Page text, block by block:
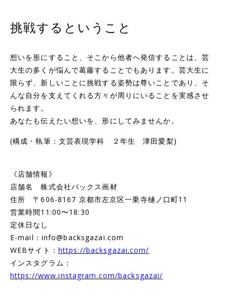
挑戦するということ
想いを形にすること、そこから他者へ発信することは、芸
大生の多くが悩んで葛藤することでもあります。芸大生に
限らず、新しいことに挑戦する姿勢は尊いことであり、そ
んな自分を支えてくれる方々が周りにいることを実感させ
られます。
あなたも伝えたい想いを、形にしてみませんか。
(構成・執筆：文芸表現学科 ２年生 津田愛梨)
《店舗情報》
店舗名 株式会社バックス画材
住所 〒606-8167 京都市左京区一乗寺樋ノ口町11
営業時間11:00〜18:30
定休日なし
E-mail：info@backsgazai.com
WEBサイト： https://backsgazai.com/
インスタグラム：
https://www.instagram.com/backsgazai/